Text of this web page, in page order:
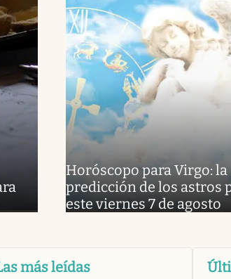
Horóscopo para Virgo: la
predicción de los astros
este viernes 7 de agosto
más leídas